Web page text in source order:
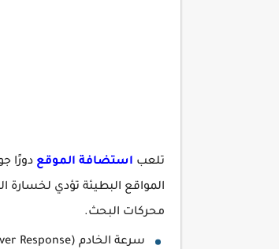
تلعب استضافة الموقع دورًا
المواقع البطيئة تؤدي لخسارة
محركات البحث.
سرعة الخادم (Server Response) كلما كان الخادم أسرع، زادت سرعة تحميل الصفحات.